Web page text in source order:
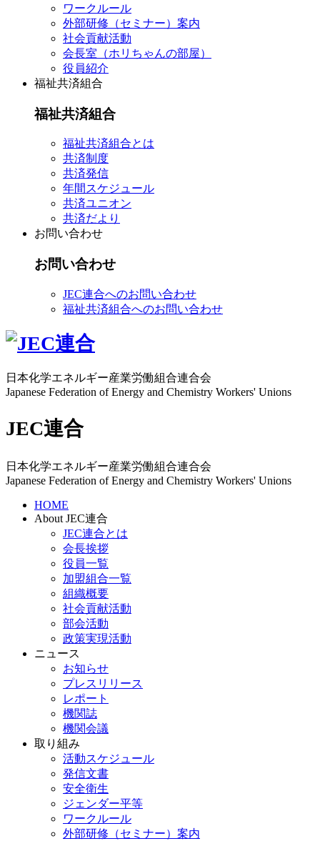
ワークルール
外部研修（セミナー）案内
社会貢献活動
会長室（ホリちゃんの部屋）
役員紹介
福祉共済組合
福祉共済組合
福祉共済組合とは
共済制度
共済発信
年間スケジュール
共済ユニオン
共済だより
お問い合わせ
お問い合わせ
JEC連合へのお問い合わせ
福祉共済組合へのお問い合わせ
日本化学エネルギー産業労働組合連合会
Japanese Federation of Energy and Chemistry Workers' Unions
JEC連合
日本化学エネルギー産業労働組合連合会
Japanese Federation of Energy and Chemistry Workers' Unions
HOME
About JEC連合
JEC連合とは
会長挨拶
役員一覧
加盟組合一覧
組織概要
社会貢献活動
部会活動
政策実現活動
ニュース
お知らせ
プレスリリース
レポート
機関誌
機関会議
取り組み
活動スケジュール
発信文書
安全衛生
ジェンダー平等
ワークルール
外部研修（セミナー）案内